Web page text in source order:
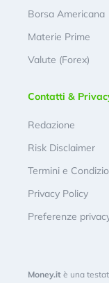
Borsa Americana
Materie Prime
Valute (Forex)
Contatti &
Redazione
Risk Disclaimer
Termini e
Privacy Policy
Preferenze
Money.it è una